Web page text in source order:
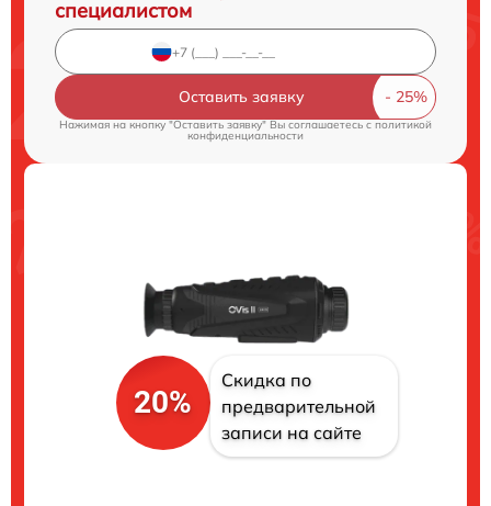
специалистом
Оставить заявку
Нажимая на кнопку "Оставить заявку" Вы соглашаетесь c политикой
конфиденциальности
20%
Скидка по
предварительной
записи на сайте